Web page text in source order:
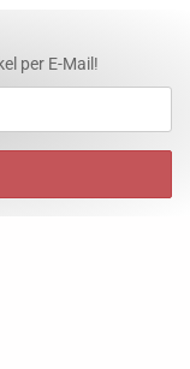
per E-Mail!